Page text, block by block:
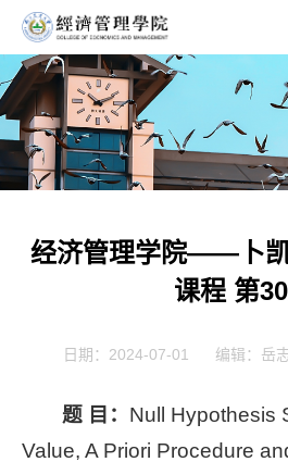
经济管理学院——卜凯
课程 第
日期：2024-07-01 编辑：岳
题 目： Null Hypothesis
Value, A Priori Procedure